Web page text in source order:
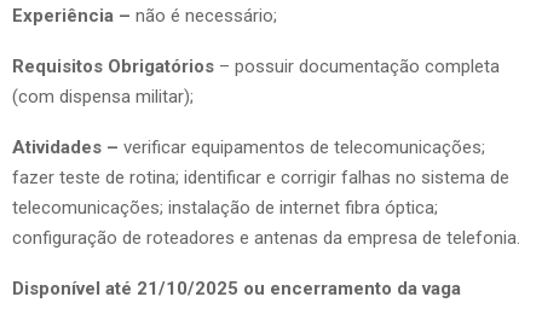
Experiência – não é necessário;
Requisitos Obrigatórios – possuir documentação completa
(com dispensa militar);
Atividades – verificar equipamentos de telecomunicações;
fazer teste de rotina; identificar e corrigir falhas no sistema de
telecomunicações; instalação de internet fibra óptica;
configuração de roteadores e antenas da empresa de telefonia.
Disponível até 21/10/2025 ou encerramento da vaga